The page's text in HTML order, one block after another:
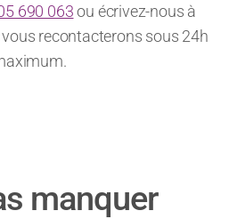
690 063ou écrivez-nous à
vous recontacterons sous 24h
manquer